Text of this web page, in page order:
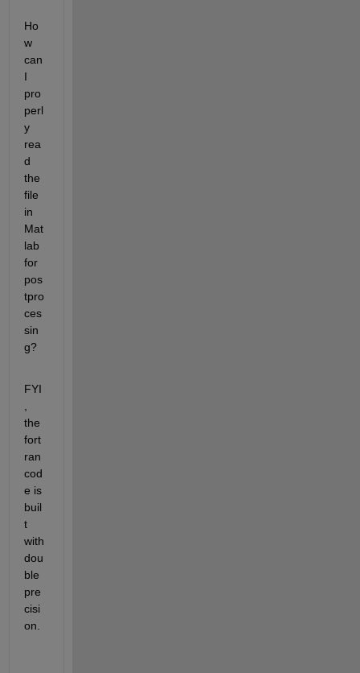
Ho
w
can
I
pro
perl
y
rea
d
the
file
in
Mat
lab
for
pos
tpro
ces
sin
g?
FYI
the
fort
ran
cod
e is
buil
t
with
dou
ble
pre
cisi
on.